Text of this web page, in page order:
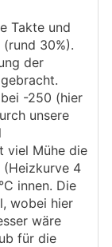
Takte und
30%).
der
-250 (hier
unsere
viel Mühe die
(Heizkurve 4
innen. Die
wobei hier
wäre
für die